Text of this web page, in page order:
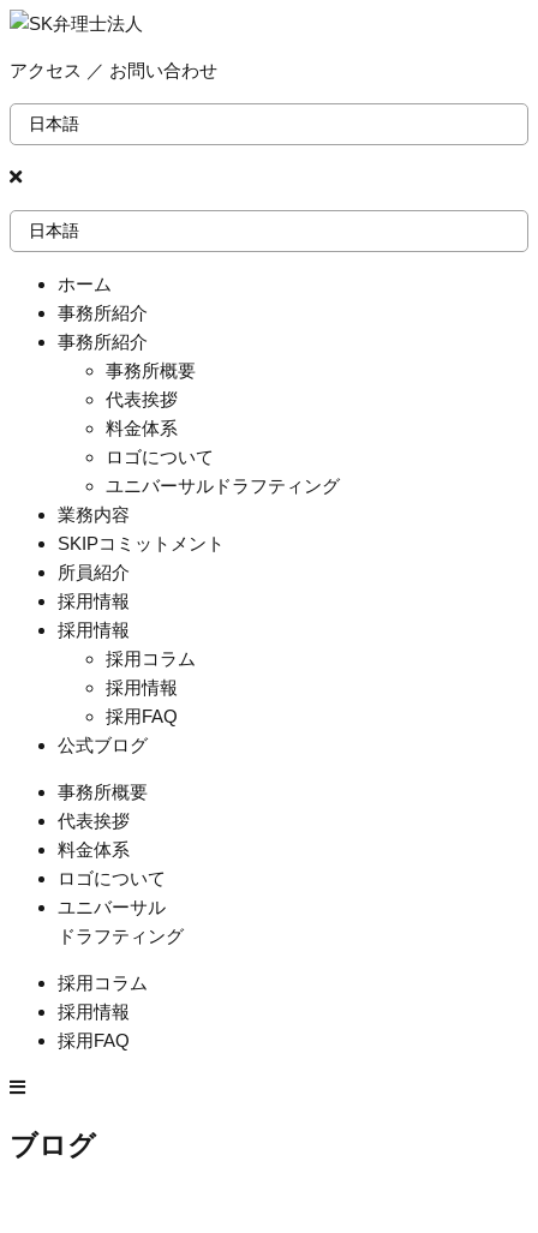
アクセス ／ お問い合わせ
ホーム
事務所紹介
事務所紹介
事務所概要
代表挨拶
料金体系
ロゴについて
ユニバーサルドラフティング
業務内容
SKIPコミットメント
所員紹介
採用情報
採用情報
採用コラム
採用情報
採用FAQ
公式ブログ
事務所概要
代表挨拶
料金体系
ロゴについて
ユニバーサル
ドラフティング
採用コラム
採用情報
採用FAQ
ブログ